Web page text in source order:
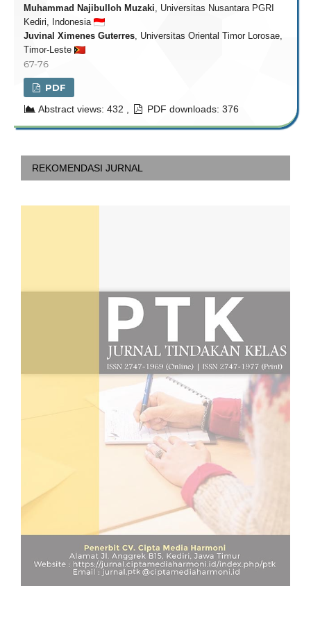
Muhammad Najibulloh Muzaki , Universitas Nusantara PGRI
Kediri, Indonesia
Juvinal Ximenes Guterres, Universitas Oriental Timor Lorosae,
Timor-Leste
67-76
PDF
Abstract views: 432 ,
PDF downloads: 376
REKOMENDASI JURNAL